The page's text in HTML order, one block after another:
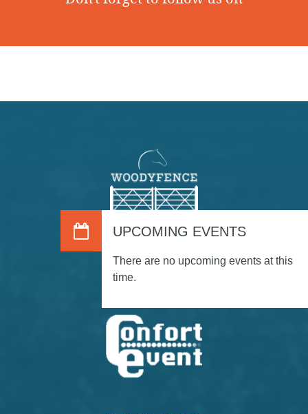
UPCOMING EVENTS
There are no upcoming events at this
time.